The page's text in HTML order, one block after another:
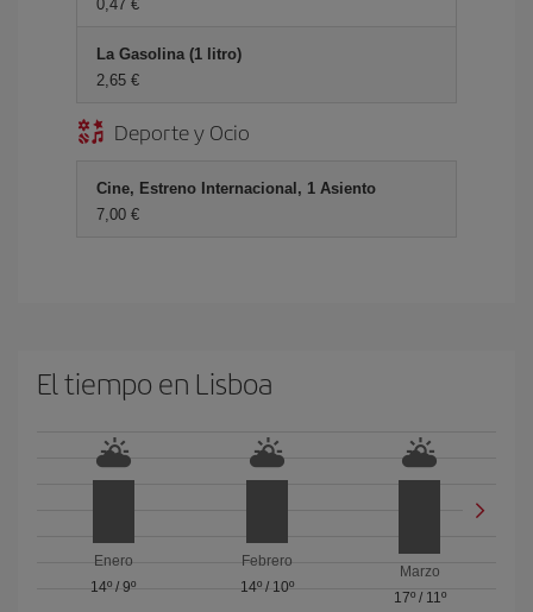
0,47 €
La Gasolina (1 litro)
2,65 €
Deporte y Ocio
Cine, Estreno Internacional, 1 Asiento
7,00 €
El tiempo en Lisboa
Enero
14º /9º
Febrero
14º/ 10º
Marzo
17º/ 11º